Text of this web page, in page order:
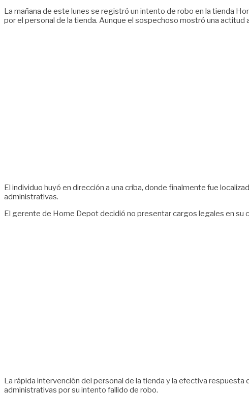
La mañana de este lunes se registró un intento de robo en la tienda
por el personal de la tienda. Aunque el sospechoso mostró una
El individuo huyó en dirección a una criba, donde finalmente fue
administrativas.
El gerente de Home Depot decidió no presentar cargos legales en su
La rápida intervención del personal de la tienda y la efectiva
administrativas por su intento fallido de robo.